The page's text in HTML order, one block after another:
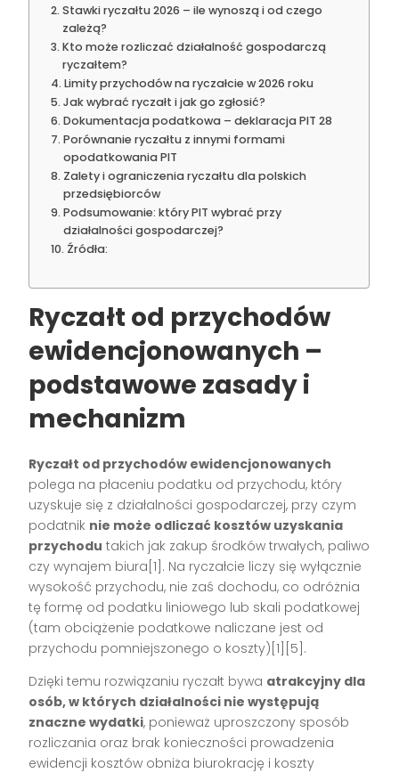
Stawki ryczałtu 2026 – ile wynoszą i od czego
zależą?
Kto może rozliczać działalność gospodarczą
ryczałtem?
Limity przychodów na ryczałcie w 2026 roku
Jak wybrać ryczałt i jak go zgłosić?
Dokumentacja podatkowa – deklaracja PIT 28
Porównanie ryczałtu z innymi formami
opodatkowania PIT
Zalety i ograniczenia ryczałtu dla polskich
przedsiębiorców
Podsumowanie: który PIT wybrać przy
działalności gospodarczej?
Źródła:
Ryczałt od przychodów
ewidencjonowanych –
podstawowe zasady i
mechanizm
Ryczałt od przychodów ewidencjonowanych
polega na płaceniu podatku od przychodu, który
uzyskuje się z działalności gospodarczej, przy czym
podatnik nie może odliczać kosztów uzyskania
przychodu takich jak zakup środków trwałych, paliwo
czy wynajem biura[1]. Na ryczałcie liczy się wyłącznie
wysokość przychodu, nie zaś dochodu, co odróżnia
tę formę od podatku liniowego lub skali podatkowej
(tam obciążenie podatkowe naliczane jest od
przychodu pomniejszonego o koszty)[1][5].
Dzięki temu rozwiązaniu ryczałt bywa atrakcyjny dla
osób, w których działalności nie występują
znaczne wydatki, ponieważ uproszczony sposób
rozliczania oraz brak konieczności prowadzenia
ewidencji kosztów obniża biurokrację i koszty